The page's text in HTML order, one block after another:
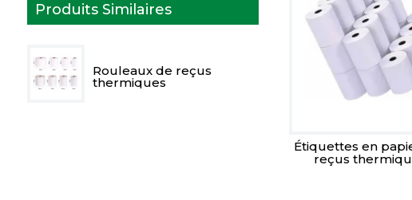
Produits Similaires
Rouleaux de reçus
thermiques
Étiquettes en
reçus